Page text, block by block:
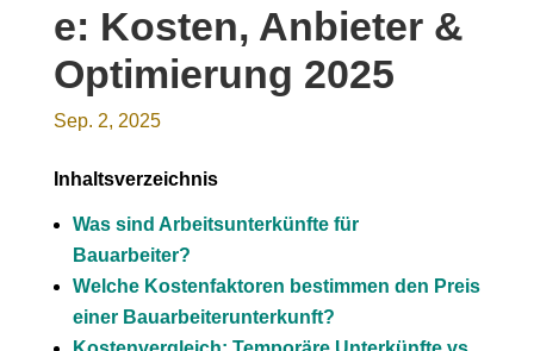
e: Kosten, Anbieter &
Optimierung 2025
Sep. 2, 2025
Inhaltsverzeichnis
Was sind Arbeitsunterkünfte für
Bauarbeiter?
Welche Kostenfaktoren bestimmen den Preis
einer Bauarbeiterunterkunft?